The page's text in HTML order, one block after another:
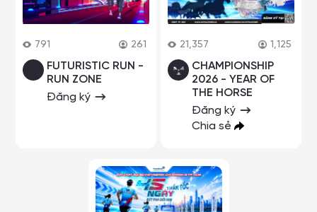
791 261
FUTURISTIC RUN -
RUN ZONE
Đăng ký
21,357 1,125
CHAMPIONSHIP
2026 - YEAR OF
THE HORSE
Đăng ký
Chia sẻ